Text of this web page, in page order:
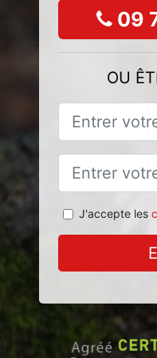
09
OU
J'accepte les